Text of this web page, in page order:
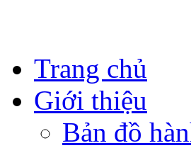
Trang chủ
Giới thiệu
Bản đồ